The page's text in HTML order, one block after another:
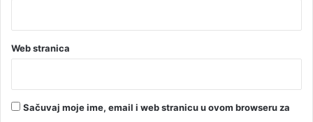
d
i
c
i
t
Web stranica
Sačuvaj moje ime, email i web stranicu u ovom browseru za